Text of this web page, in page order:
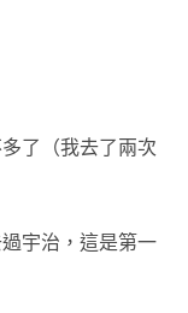
了（我去了兩次
宇治，這是第一